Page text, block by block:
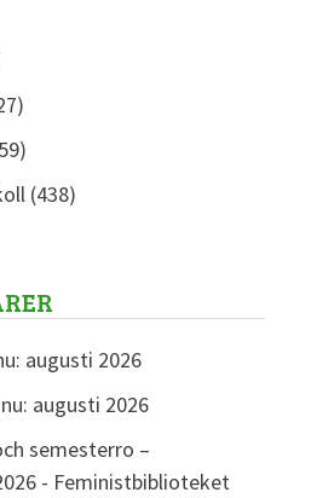
(438)
augusti 2026
augusti 2026
semesterro –
- Feministbiblioteket